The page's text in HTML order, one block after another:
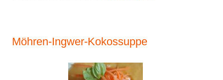
Möhren-Ingwer-Kokossuppe